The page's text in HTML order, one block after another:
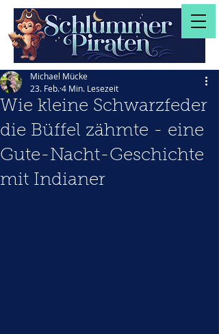
Wie kleine Schwarzfeder
die Büffel zähmte - eine
Gute-Nacht-Geschichte
mit Indianer
Michael Mücke
23. Feb.4 Min. Lesezeit